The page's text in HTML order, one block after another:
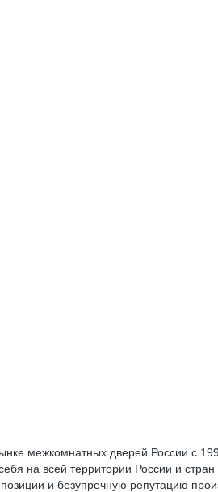
межкомнатных дверей России с
на всей территории России и
и безупречную репутацию